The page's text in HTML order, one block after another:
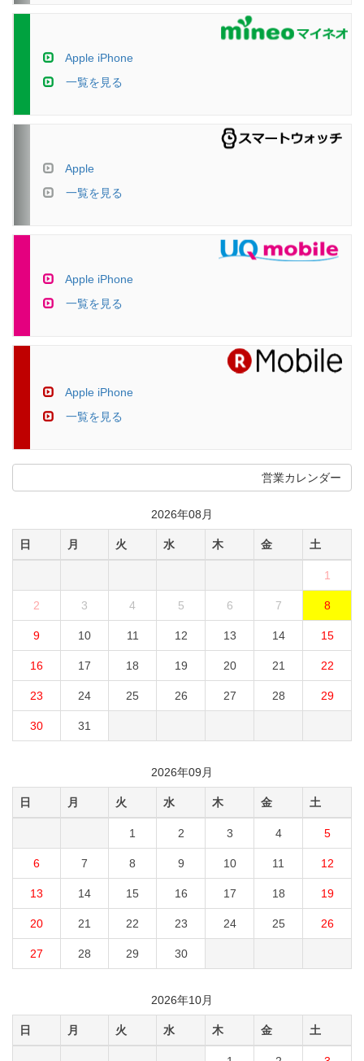
Apple iPhone
一覧を見る
Apple
一覧を見る
Apple iPhone
一覧を見る
Apple iPhone
一覧を見る
営業カレンダー
2026年08月
日 月 火 水 木 金 土
1
2 3 4 5 6 7 8
9 10 11 12 13 14 15
16 17 18 19 20 21 22
23 24 25 26 27 28 29
30 31
2026年09月
日 月 火 水 木 金 土
1 2 3 4 5
6 7 8 9 10 11 12
13 14 15 16 17 18 19
20 21 22 23 24 25 26
27 28 29 30
2026年10月
日 月 火 水 木 金 土